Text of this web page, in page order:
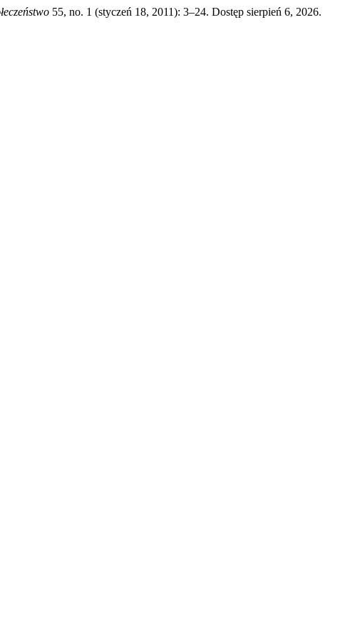
55, no. 1 (styczeń 18, 2011): 3–24. Dostęp sierpień 6, 2026.